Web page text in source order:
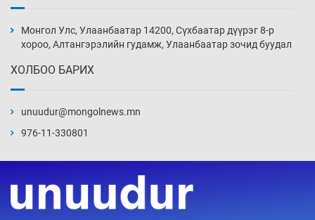
Уржигдар 13 цаг 30 мин
Уржигдар 13 цаг 00 мин
Уржигдар 12 цаг 30 мин
Монгол Улс, Улаанбаатар 14200, Сүхбаатар дүүрэг 8-р
хороо, Алтангэрэлийн гудамж, Улаанбаатар зочид буудал
ХОЛБОО БАРИХ
unuudur@mongolnews.mn
976-11-330801